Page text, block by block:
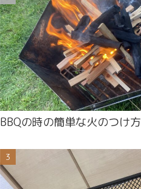
BBQの時の簡単な火のつけ方